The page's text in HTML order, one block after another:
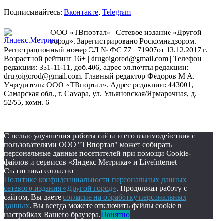
Подписывайтесь: Вконтакте, Telegram
ООО «ТВпортал» | Сетевое издание «Другой
город». Зарегистрировано Роскомнадзором.
Регистрационный номер ЭЛ № ФС 77 - 71907от 13.12.2017 г. |
Возрастной рейтинг 16+ | drugoigorod@gmail.com | Телефон
редакции: 331-11-11, доб.406, адрес эл.почты редакции:
drugoigorod@gmail.com. Главный редактор Фёдоров М.А.
Учредитель: ООО «ТВпортал». Адрес редакции: 443001,
Самарская обл., г. Самара, ул. Ульяновская/Ярмарочная, д.
52/55, комн. 6
С целью улучшения работы сайта и его взаимодействия с
пользователями ООО "ТВпортал" может собирать
персональные данные посетителей при помощи Cookie-
файлов и сервисов «Яндекс Метрика» и LiveInternet
Статистика согласно
Политике конфиденциальности персональных данных
сетевого издания «Другой город». Продолжая работу с
сайтом, Вы даете согласие на обработку персональных
данных. Вы всегда можете отключить файлы cookie в
настройках Вашего браузера.Понятно